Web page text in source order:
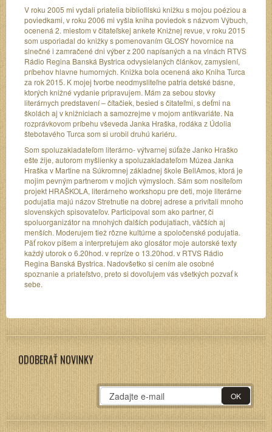
V roku 2005 mi vydali priatelia bibliofilskú knižku s mojou poéziou a
poviedkami, v roku 2006 mi vyšla kniha poviedok s názvom Výbuch,
ocenená 2. miestom v čitateľskej ankete Knižnej revue, v roku 2015
som usporiadal do knižky s pomenovaním GLOSY hovornice na
slnečné i zamračené dni výber z 200 napísaných a na vlnách RTVS
Rádio Regina Banská Bystrica odvysielaných článkov, zamyslení,
príbehov hlavne humorných. Knižka bola ocenená ako Kniha Turca
za rok 2015. K mojej tvorbe neodmysliteľne patria detské básne,
ktorých knižné vydanie pripravujem. Mám za sebou stovky
literárnych predstavení – čítačiek, besied s čitateľmi, s deťmi na
školách aj v knižniciach a samozrejme v mojom antikvariáte. Na
rozprávkovom príbehu vševeda Janka Hraška, rodáka z Údolia
štebotavého Turca som si urobil druhú kariéru.
Som spoluzakladateľom literárno- výtvarnej súťaže Janko Hraško
ešte žije, autorom myšlienky a spoluzakladateľom Múzea Janka
Hraška v Martine na Súkromnej základnej škole BellAmos, ktorá je
mojim pevným partnerom v mojich výmysloch. Sám som nositeľom
projekt HRAŠKOLA, literárneho workshopu pre deti, moje literárne
podujatia majú názov Stretnutie na dobrej adrese a privítali mnoho
slovenských spisovateľov. Participoval som ako partner, či
spoluorganizátor na mnohých ďalších podujatiach, väčších aj
menších. Moderujem tiež rôzne kultúrne a spoločenské podujatia.
Päť rokov píšem a interpretujem ako glosátor moje autorské texty
každý utorok o 6.20hod. v repríze o 13.20hod. v RTVS Rádio
Regina Banská Bystrica. Nadovšetko si cením ale osobné
spoznanie a priateľstvo, preto si dovoľujem vás všetkých pozvať k
sebe.
ODOBERAŤ NOVINKY